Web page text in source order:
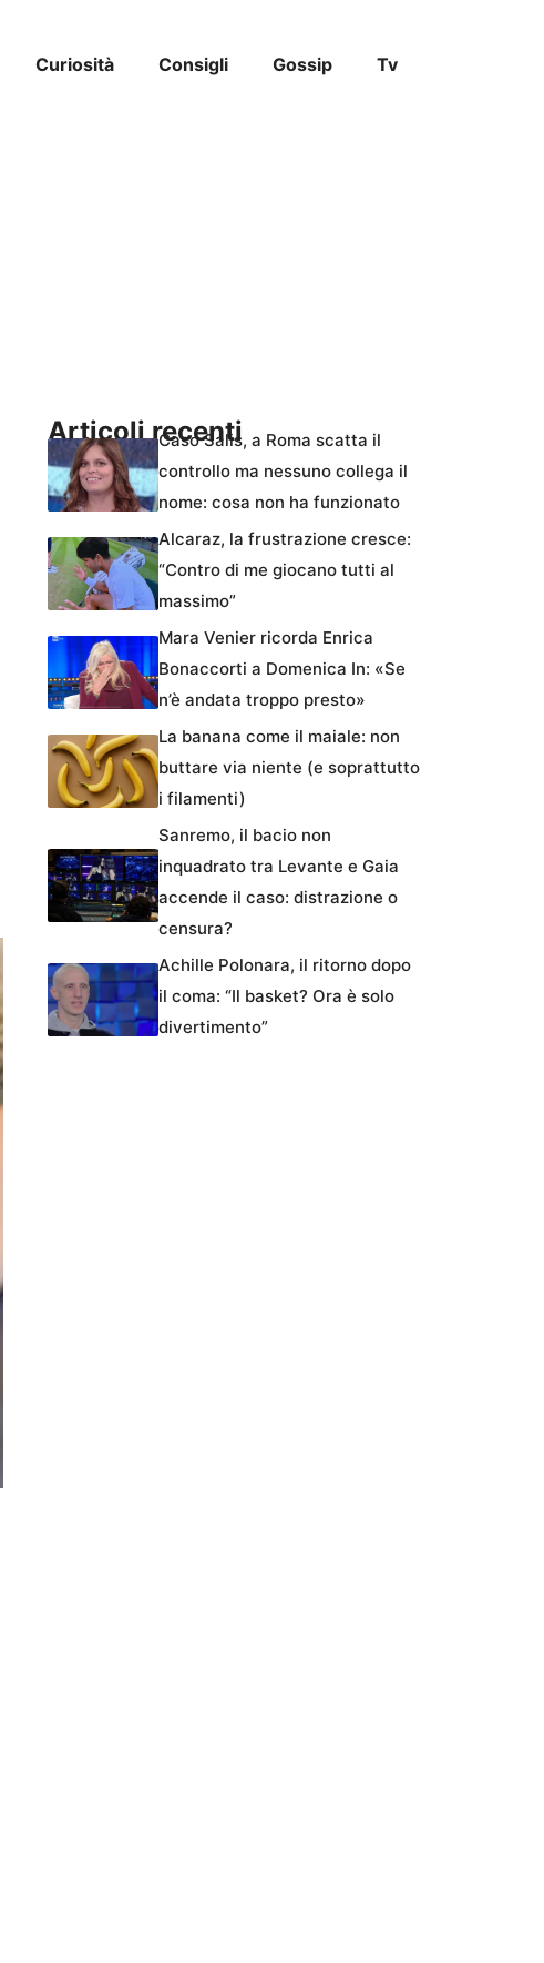
Curiosità Consigli Gossip Tv
Articoli recentiCaso Salis, a Roma scatta il
controllo ma nessuno collega il
nome: cosa non ha funzionato
Alcaraz, la frustrazione cresce:
“Contro di me giocano tutti al
massimo”
Mara Venier ricorda Enrica
Bonaccorti a Domenica In: «Se
n’è andata troppo presto»
La banana come il maiale: non
buttare via niente (e soprattutto
i filamenti)
Sanremo, il bacio non
inquadrato tra Levante e Gaia
accende il caso: distrazione o
censura?
Achille Polonara, il ritorno dopo
il coma: “Il basket? Ora è solo
divertimento”